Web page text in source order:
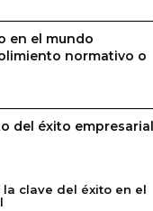
en el mundo
normativo o
del éxito empresarial
clave del éxito en el